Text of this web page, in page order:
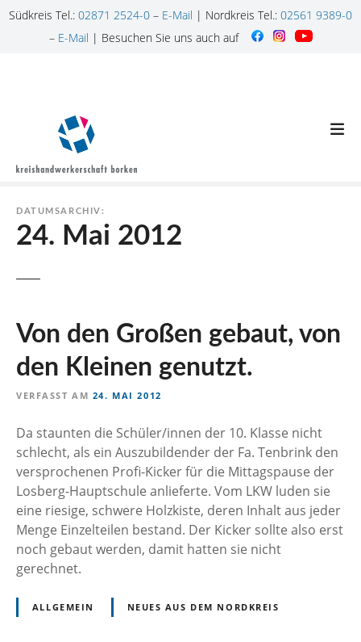
Südkreis Tel.: 02871 2524-0 – E-Mail | Nordkreis Tel.: 02561 9389-0
– E-Mail | Besuchen Sie uns auch auf
DATUMSARCHIV:
24. Mai 2012
Von den Großen gebaut, von
den Kleinen genutzt.
VERFASST AM 24. MAI 2012
Da staunten die Schüler/innen der 10. Klasse nicht
schlecht, als ein Auszubildender der Fa. Tenbrink den
versprochenen Profi-Kicker für die Mittagspause der
Losberg-Hauptschule anlieferte. Vom LKW luden sie
eine riesige, schwere Holzkiste, deren Inhalt aus jeder
Menge Einzelteilen bestand. Der Kicker sollte also erst
noch gebaut werden, damit hatten sie nicht
gerechnet.
ALLGEMEIN NEUES AUS DEM NORDKREIS